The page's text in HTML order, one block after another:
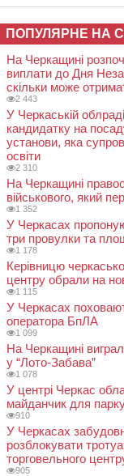
ПОПУЛЯРНЕ НА
На Черкащині
виплати до Дня
скільки може
2 443
У Черкаській
кандидатку на
установи, яка
освіти
2 310
На Черкащині
військового, який
1 352
У Черкасах
три провулки та
1 178
Керівницю
центру обрали на
1 115
У Черкасах
оператора БпЛА
1 099
На Черкащині
у “Лото-Забава”
1 078
У центрі Черкас
майданчик для
910
У Черкасах
розблокувати
торговельного
905